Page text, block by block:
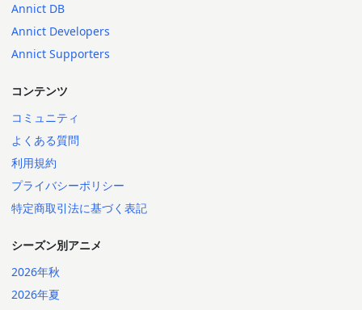
Annict DB
Annict Developers
Annict Supporters
コンテンツ
コミュニティ
よくある質問
利用規約
プライバシーポリシー
特定商取引法に基づく表記
シーズン別アニメ
2026年秋
2026年夏